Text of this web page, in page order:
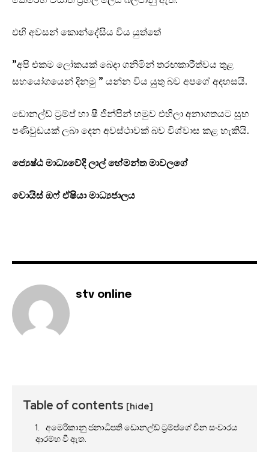
එහි අවසන් කොන්දේසිය විය යුත්තේ
”අපි එකම ලෝකයක් බෙදා ගනිමින් තරඟකාරීත්වය තුළ
සහයෝගයෙන් දිනමු ” යන්න විය යුතු බව අපගේ අදහසයි.
ඩොනල්ඩ් ට්‍රම්ප් හා ෂී ජින්පින් හමුව එහිලා අනාගතයට සුභ
පණිවුඩයක් ලබා දෙන අවස්ථාවක් බව විශ්වාස කළ හැකියි.
ජ්‍යෙෂ්ඨ මාධ්‍යවේදි ලාල් හේමන්ත මාවලගේ
වොයිස් ඔෆ් ඒෂියා මාධ්‍යජාලය
stv online
Table of contents [hide]
අමෙරිකානු ජනාධිපති ඩොනල්ඩ් ට්‍රම්ප්ගේ චීන සංචාරය
ආරම්භ වී ඇත.